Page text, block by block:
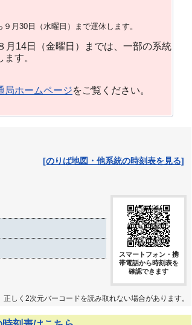
月30日（水曜日）まで運休します。
14日（金曜日）までは、一部の系統
す。
局ホームページをご覧ください。
[のりば地図・他系統の時刻表を見る]
スマートフォン・携
帯電話から時刻表を
確認できます
しく2次元バーコードを読み取れない場合があります。